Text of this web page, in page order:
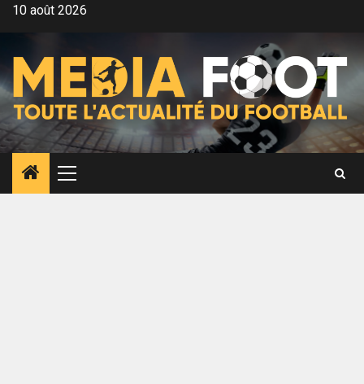
Aller10 août 2026
Menu
principal